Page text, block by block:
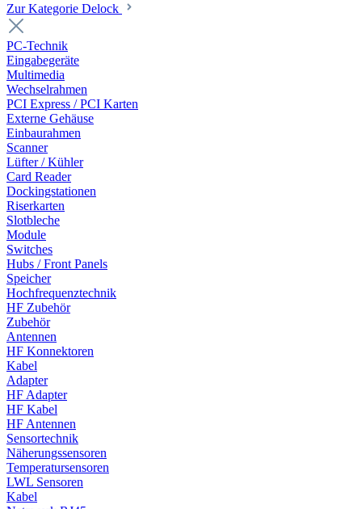
Zur Kategorie Delock
PC-Technik
Eingabegeräte
Multimedia
Wechselrahmen
PCI Express / PCI Karten
Externe Gehäuse
Einbaurahmen
Scanner
Lüfter / Kühler
Card Reader
Dockingstationen
Riserkarten
Slotbleche
Module
Switches
Hubs / Front Panels
Speicher
Hochfrequenztechnik
HF Zubehör
Zubehör
Antennen
HF Konnektoren
Kabel
Adapter
HF Adapter
HF Kabel
HF Antennen
Sensortechnik
Näherungssensoren
Temperatursensoren
LWL Sensoren
Kabel